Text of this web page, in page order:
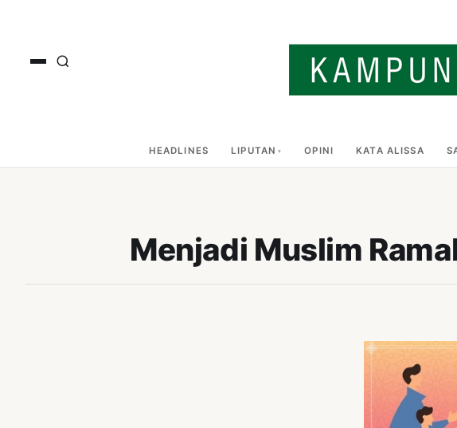
HEADLINES LIPUTAN OPINI KATA ALISSA
Menjadi Muslim